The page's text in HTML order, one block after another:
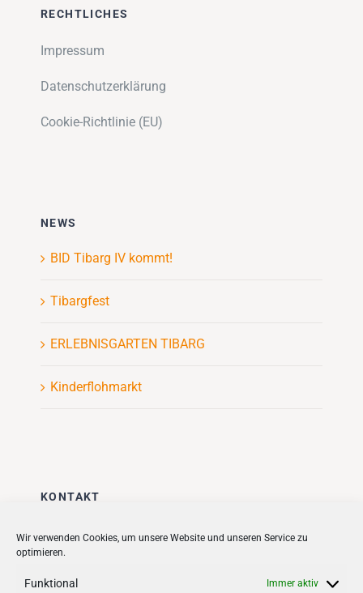
Wir verwenden Cookies, um unsere Website und unseren Service zu
optimieren.
Funktional Immer aktiv
RECHTLICHES
Impressum
Datenschutzerklärung
Cookie-Richtlinie (EU)
NEWS
BID Tibarg IV kommt!
Tibargfest
ERLEBNISGARTEN TIBARG
Kinderflohmarkt
KONTAKT
Stadt + Handel City- und
Quartiersmanagement